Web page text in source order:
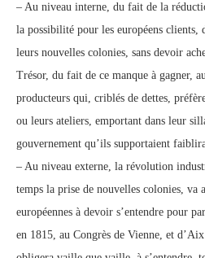
– Au niveau interne, du fait de la
la possibilité pour les européens clients,
leurs nouvelles colonies, sans devoir
Trésor, du fait de ce manque à gagner,
producteurs qui, criblés de dettes,
ou leurs ateliers, emportant dans leur
gouvernement qu’ils supportaient
– Au niveau externe, la révolution
temps la prise de nouvelles colonies, va
européennes à devoir s’entendre pour
en 1815, au Congrès de Vienne, et